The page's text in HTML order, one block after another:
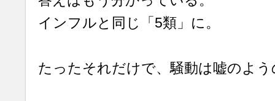
インフルと同じ「5類」に。
たったそれだけで、騒動は嘘のよ